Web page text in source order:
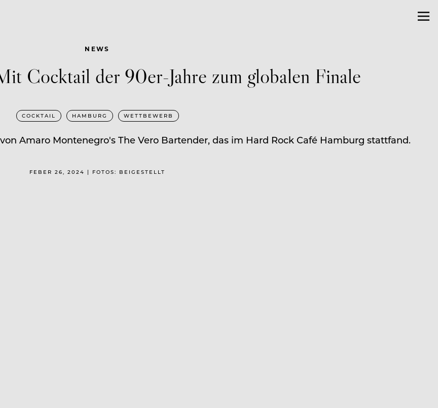
NEWS
Cocktail der 90er-Jahre zum globalen Finale
COCKTAIL HAMBURG WETTBEWERB
Amaro Montenegro's The Vero Bartender, das im Hard Rock Café Hamburg stattfand.
FEBER 26, 2024 | FOTOS: BEIGESTELLT